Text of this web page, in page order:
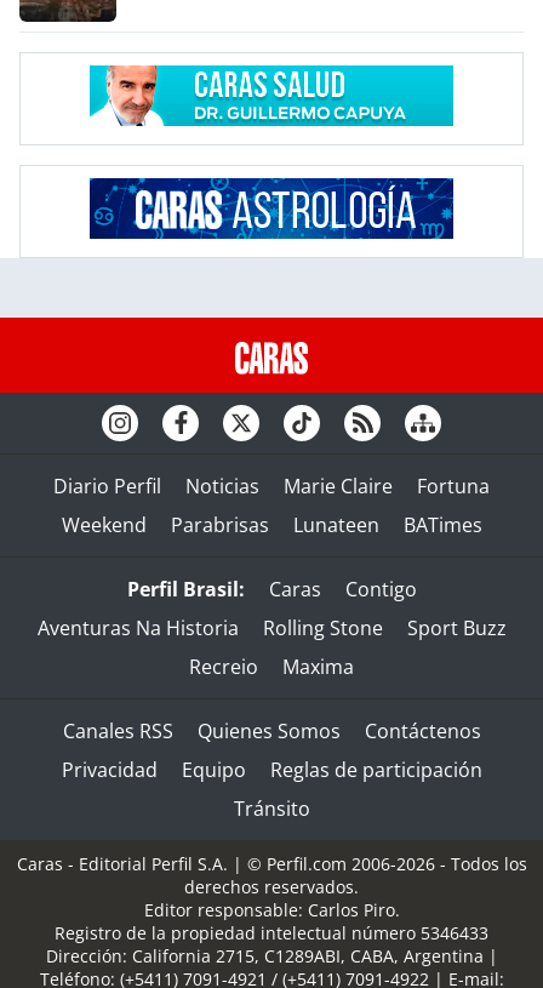
Diario Perfil Noticias Marie Claire
Fortuna
Weekend
Parabrisas Lunateen BATimes
Perfil Brasil: Caras
Contigo
Aventuras Na Historia
Rolling Stone
Sport Buzz
Recreio
Maxima
Canales RSS Quienes Somos
Contáctenos
Privacidad
Equipo
Reglas de participación
Tránsito
Caras - Editorial Perfil S.A. | © Perfil.com 2006-2026 - Todos los
derechos reservados.
Editor responsable: Carlos Piro.
Registro de la propiedad intelectual número 5346433
Dirección: California 2715, C1289ABI, CABA, Argentina |
Teléfono: (+5411) 7091-4921 / (+5411) 7091-4922| E-mail: